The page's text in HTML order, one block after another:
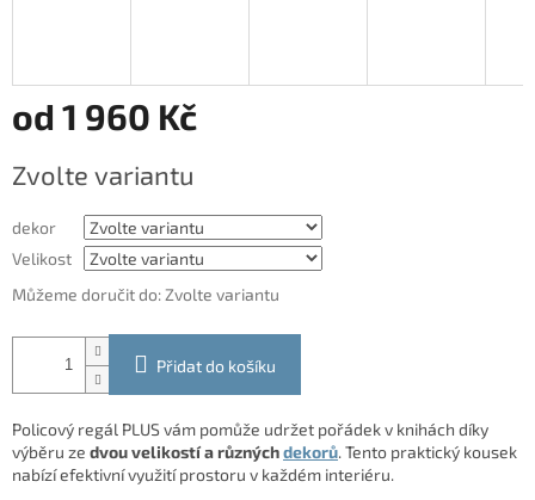
od 1 960 Kč
cena:
Zvolte variantu
dekor
Velikost
Můžeme doručit do: Zvolte variantu
Přidat do košíku
Policový regál PLUS vám pomůže udržet pořádek v knihách díky
výběru ze dvou velikostí a různýchdekorů. Tento praktický kousek
nabízí efektivní využití prostoru v každém interiéru.